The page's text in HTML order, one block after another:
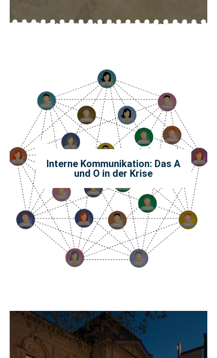
Interne Kommunikation: Das A
und O in der Krise